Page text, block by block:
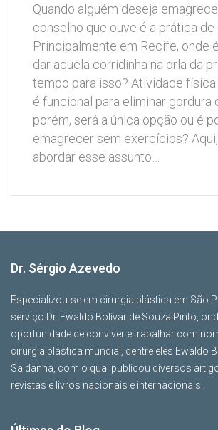
Quando alguém deseja
conselho que ouve é a prática
Principalmente em Recife, onde
dar aquela corridinha na orla da
tempo para isso? Atividade
é funcional para eliminar gordura
porém, será a única opção ou é
emagrecer sem exercícios?
abordar esse assunto…
Dr. Sérgio Azevedo
Especializou-se em cirurgia plástica em São
serviço Dr. Ewaldo Bolívar de Souza Pinto,
oportunidade de conviver e trabalhar com
cirurgia plástica mundial, dentre eles Ewaldo
Saldanha, com o qual publicou diversos
revistas e livros nacionais e internacionais.